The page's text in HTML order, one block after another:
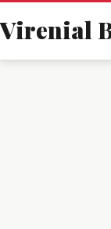
Virenial